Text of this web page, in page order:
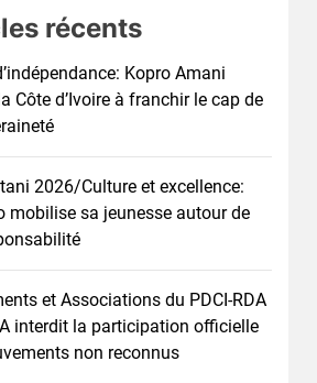
récents
Kopro Amani
Côte d’Ivoire à franchir le cap de
2026/Culture et excellence:
mobilise sa jeunesse autour de
et Associations du PDCI-RDA
interdit la participation officielle
non reconnus